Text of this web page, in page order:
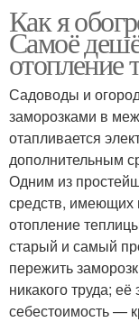
Как я
Самоё
отопление
Садоводы и
заморозками в
отапливается
дополнительным
Одним из
средств, имеющих
отопление
старый и самый
пережить
никакого труда;
себестоимость —